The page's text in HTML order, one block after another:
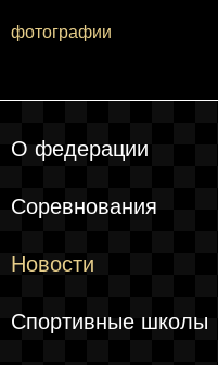
фотографии
О федерации
Соревнования
Новости
Спортивные школы